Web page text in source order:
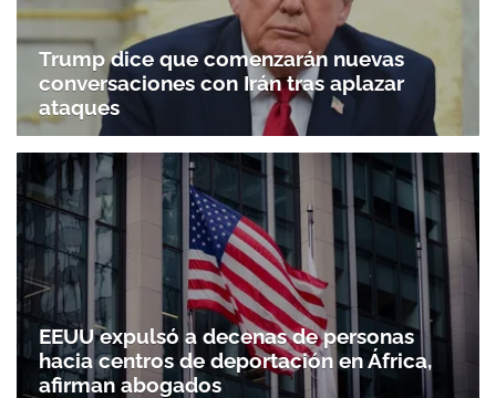
Trump dice que comenzarán nuevas
conversaciones con Irán tras aplazar
ataques
EEUU expulsó a decenas de personas
hacia centros de deportación en África,
afirman abogados